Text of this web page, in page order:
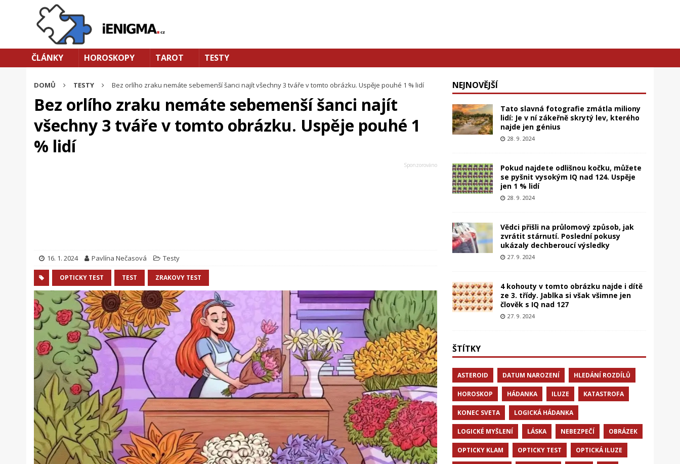
ČLÁNKY HOROSKOPY TAROT TESTY
DOMŮ TESTY Bez orlího zraku nemáte sebemenší šanci najít všechny 3 tváře v tomto obrázku. Uspěje pouhé 1 % lidí
Bez orlího zraku nemáte sebemenší šanci najít
všechny 3 tváře v tomto obrázku. Uspěje pouhé 1
% lidí
16. 1. 2024 Pavlína Nečasová Testy
OPTICKY TEST TEST ZRAKOVY TEST
NEJNOVĚJŠÍ
Tato slavná fotografie zmátla miliony
lidí: Je v ní zákeřně skrytý lev, kterého
najde jen génius
28. 9. 2024
Pokud najdete odlišnou kočku, můžete
se pyšnit vysokým IQ nad 124. Uspěje
jen 1 % lidí
28. 9. 2024
Vědci přišli na průlomový způsob, jak
zvrátit stárnutí. Poslední pokusy
ukázaly dechberoucí výsledky
27. 9. 2024
4 kohouty v tomto obrázku najde i dítě
ze 3. třídy. Jablka si však všimne jen
člověk s IQ nad 127
27. 9. 2024
ŠTÍTKY
ASTEROID DATUM NAROZENÍ HLEDÁNÍ ROZDÍLŮ
HOROSKOP HÁDANKA ILUZE KATASTROFA
KONEC SVETA LOGICKÁ HÁDANKA
LOGICKÉ MYŠLENÍ LÁSKA NEBEZPEČÍ OBRÁZEK
OPTICKY KLAM OPTICKY TEST OPTICKÁ ILUZE